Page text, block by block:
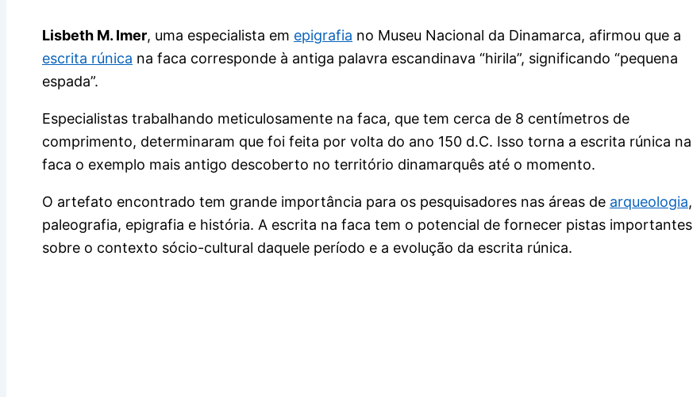
Lisbeth M. Imer, uma especialista em epigrafia no Museu Nacional da Dinamarca, afirmou que a
escrita rúnica na faca corresponde à antiga palavra escandinava “hirila”, significando “pequena
espada”.
Especialistas trabalhando meticulosamente na faca, que tem cerca de 8 centímetros de
comprimento, determinaram que foi feita por volta do ano 150 d.C. Isso torna a escrita rúnica na
faca o exemplo mais antigo descoberto no território dinamarquês até o momento.
O artefato encontrado tem grande importância para os pesquisadores nas áreas de arqueologia,
paleografia, epigrafia e história. A escrita na faca tem o potencial de fornecer pistas importantes
sobre o contexto sócio-cultural daquele período e a evolução da escrita rúnica.